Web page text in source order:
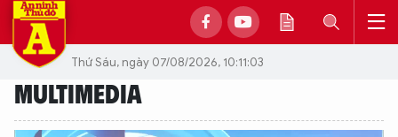
Thứ Sáu, ngày 07/08/2026, 10:11:03
MULTIMEDIA